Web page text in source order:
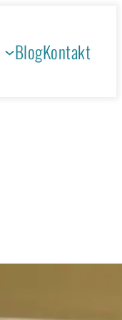
BlogKontakt